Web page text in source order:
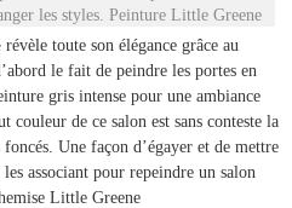
les styles. Peinture Little Greene
révèle toute son élégance grâce au
le fait de peindre les portes en
gris intense pour une ambiance
couleur de ce salon est sans conteste la
Une façon d’égayer et de mettre
associant pour repeindre un salon
Little Greene